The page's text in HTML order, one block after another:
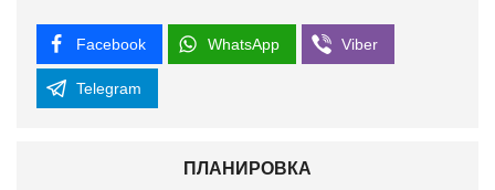
Facebook WhatsApp Viber
Telegram
ПЛАНИРОВКА